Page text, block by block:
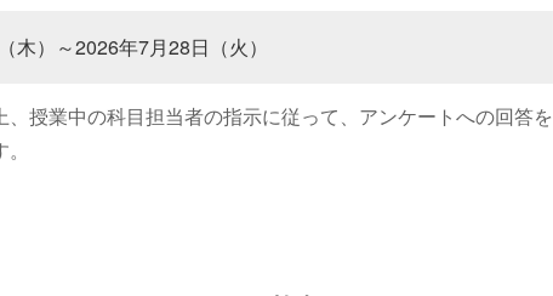
木）～2026年7月28日（火）
、授業中の科目担当者の指示に従って、アンケートへの回答を